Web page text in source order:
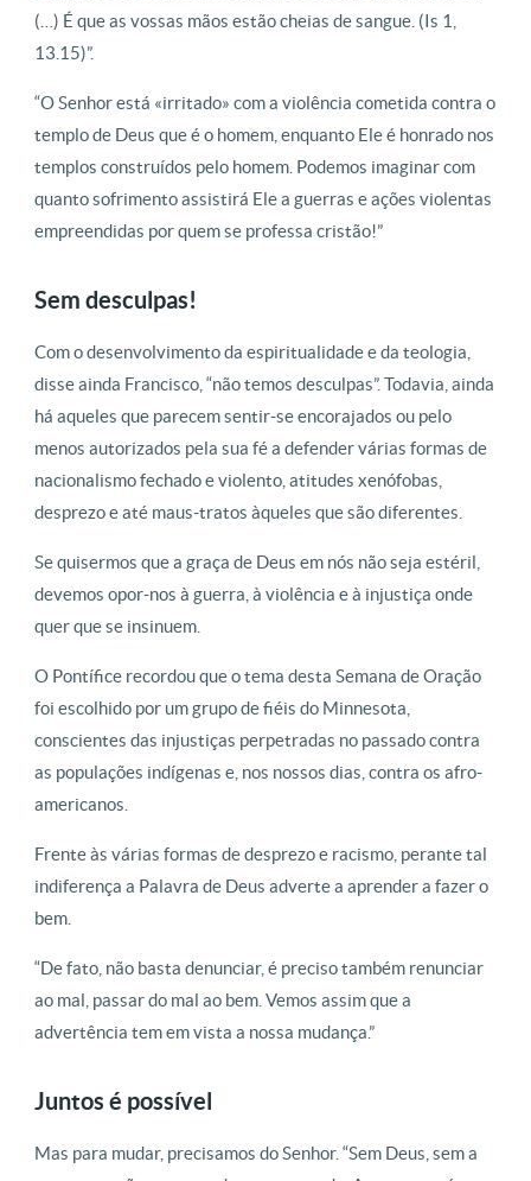
(…) É que as vossas mãos estão cheias de sangue. (Is 1,
13.15)”.
“O Senhor está «irritado» com a violência cometida contra o
templo de Deus que é o homem, enquanto Ele é honrado nos
templos construídos pelo homem. Podemos imaginar com
quanto sofrimento assistirá Ele a guerras e ações violentas
empreendidas por quem se professa cristão!”
Sem desculpas!
Com o desenvolvimento da espiritualidade e da teologia,
disse ainda Francisco, “não temos desculpas”. Todavia, ainda
há aqueles que parecem sentir-se encorajados ou pelo
menos autorizados pela sua fé a defender várias formas de
nacionalismo fechado e violento, atitudes xenófobas,
desprezo e até maus-tratos àqueles que são diferentes.
Se quisermos que a graça de Deus em nós não seja estéril,
devemos opor-nos à guerra, à violência e à injustiça onde
quer que se insinuem.
O Pontífice recordou que o tema desta Semana de Oração
foi escolhido por um grupo de fiéis do Minnesota,
conscientes das injustiças perpetradas no passado contra
as populações indígenas e, nos nossos dias, contra os afro-
americanos.
Frente às várias formas de desprezo e racismo, perante tal
indiferença a Palavra de Deus adverte a aprender a fazer o
bem.
“De fato, não basta denunciar, é preciso também renunciar
ao mal, passar do mal ao bem. Vemos assim que a
advertência tem em vista a nossa mudança.”
Juntos é possível
Mas para mudar, precisamos do Senhor. “Sem Deus, sem a